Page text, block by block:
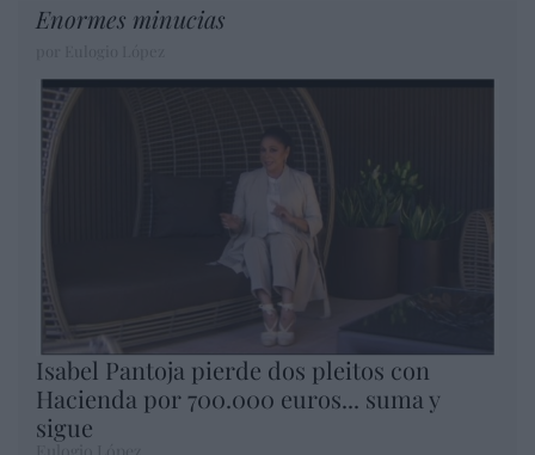
Enormes minucias
Isabel Pantoja pierde dos pleitos con
Hacienda por 700.000 euros... suma y
sigue